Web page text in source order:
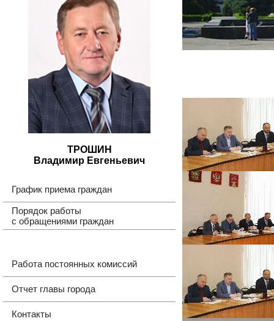
ТРОШИН
Владимир Евгеньевич
График приема граждан
Порядок работы
с обращениями граждан
Работа постоянных комиссий
Отчет главы города
Контакты